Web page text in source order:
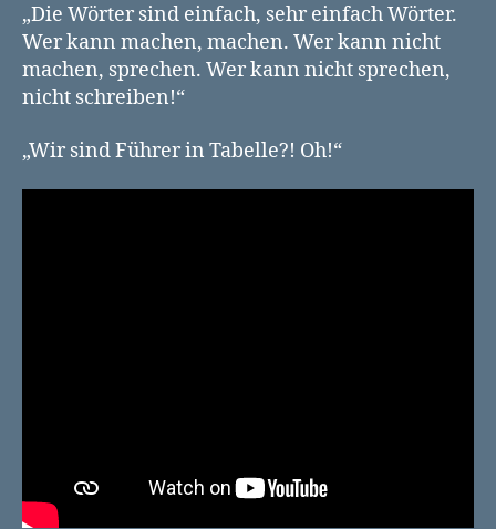
„Die Wörter sind einfach, sehr einfach Wörter.
Wer kann machen, machen. Wer kann nicht
machen, sprechen. Wer kann nicht sprechen,
nicht schreiben!“
„Wir sind Führer in Tabelle?! Oh!“